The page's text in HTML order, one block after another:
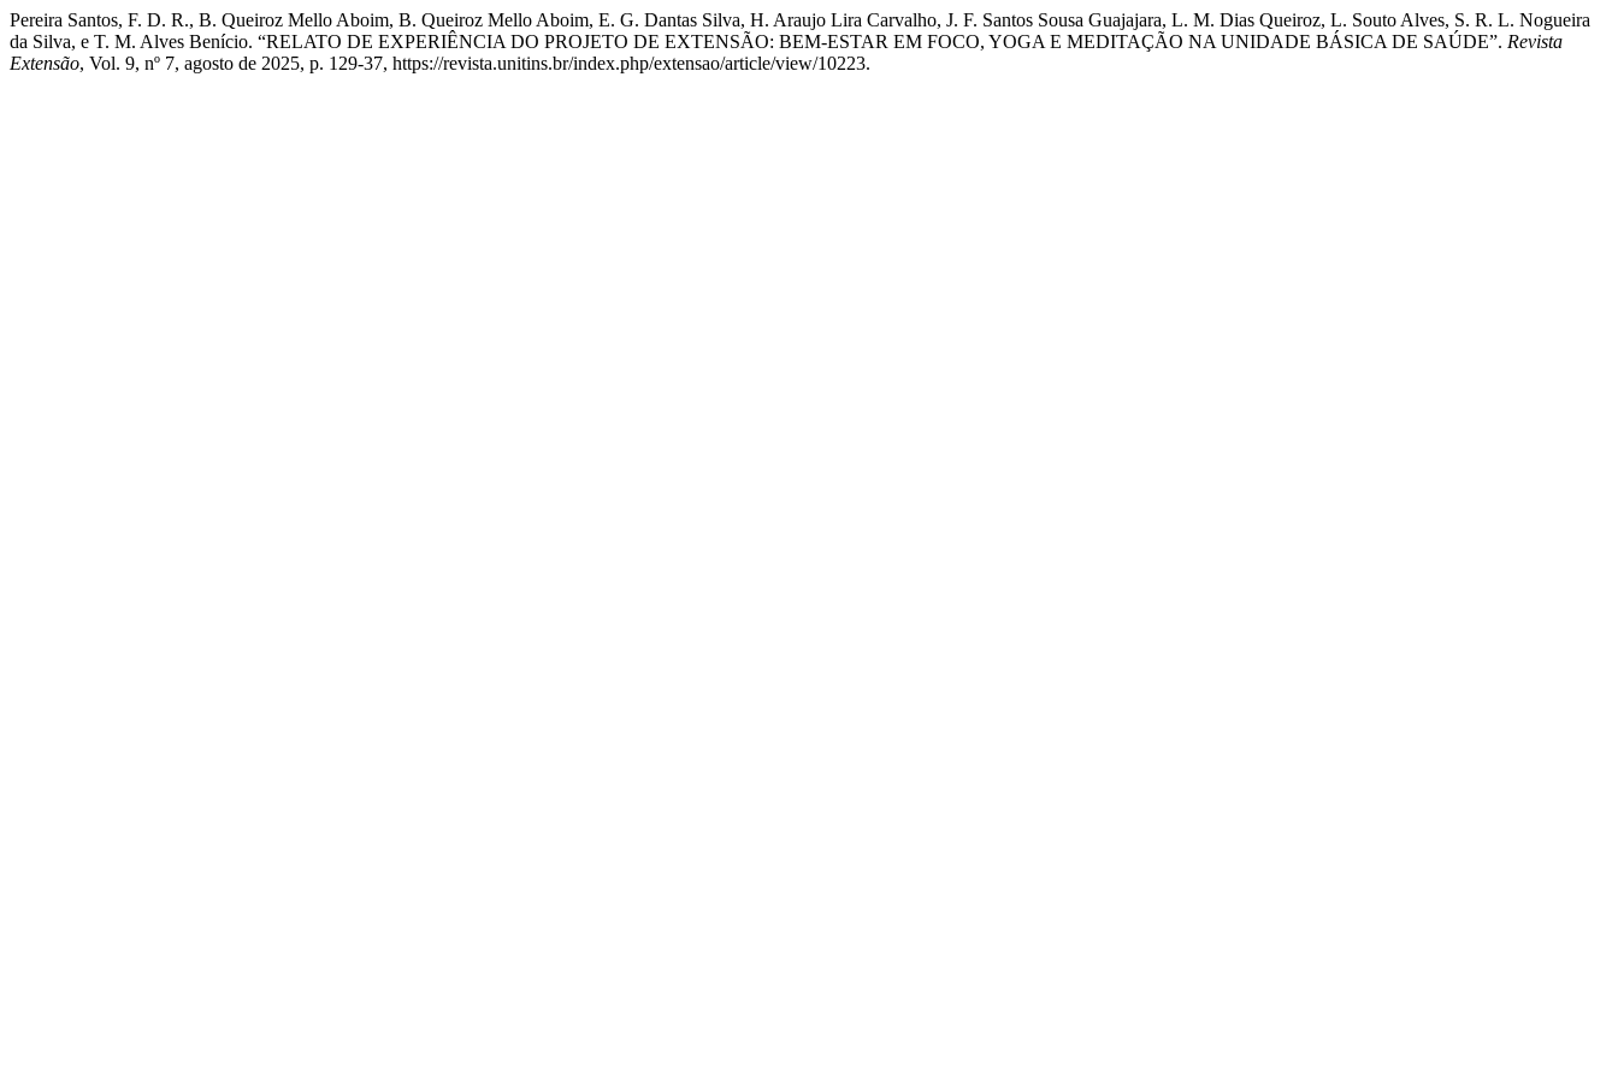
Pereira Santos, F. D. R., B. Queiroz Mello Aboim, B. Queiroz Mello Aboim, E. G. Dantas Silva, H. Araujo Lira Carvalho, J. F. Santos Sousa Guajajara, L. M. Dias Queiroz, L. Souto Alves, S. R. L. Nogueira
da Silva, e T. M. Alves Benício. “RELATO DE EXPERIÊNCIA DO PROJETO DE EXTENSÃO: BEM-ESTAR EM FOCO, YOGA E MEDITAÇÃO NA UNIDADE BÁSICA DE SAÚDE”. Revista
Extensão, Vol. 9, nº 7, agosto de 2025, p. 129-37, https://revista.unitins.br/index.php/extensao/article/view/10223.